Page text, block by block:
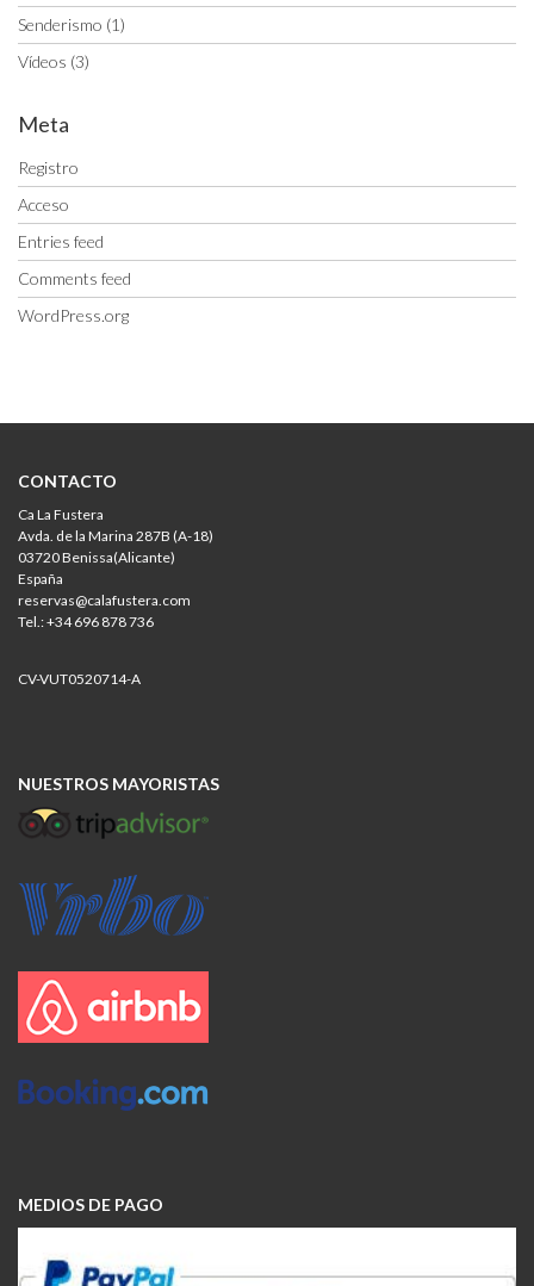
Senderismo (1)
Vídeos (3)
Meta
Registro
Acceso
Entries feed
Comments feed
WordPress.org
CONTACTO
Ca La Fustera
Avda. de la Marina 287B (A-18)
03720 Benissa(Alicante)
España
reservas@calafustera.com
Tel.: +34 696 878 736
CV-VUT0520714-A
NUESTROS MAYORISTAS
MEDIOS DE PAGO